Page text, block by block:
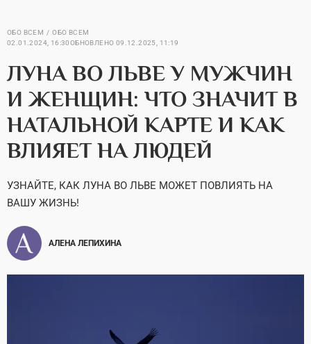
ОБО ВСЕМ
ОБО ВСЕМ
02.01.2024, 16:30ОБНОВЛЕНО 09.12.2025, 11:19
ЛУНА ВО ЛЬВЕ У МУЖЧИН
И ЖЕНЩИН: ЧТО ЗНАЧИТ В
НАТАЛЬНОЙ КАРТЕ И КАК
ВЛИЯЕТ НА ЛЮДЕЙ
УЗНАЙТЕ, КАК ЛУНА ВО ЛЬВЕ МОЖЕТ ПОВЛИЯТЬ НА
ВАШУ ЖИЗНЬ!
АЛЕНА ЛЕПИХИНА